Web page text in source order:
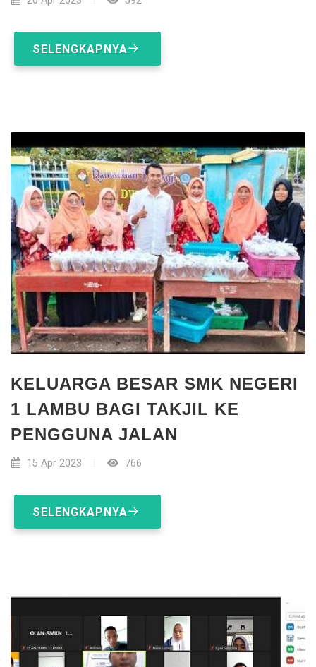
SELENGKAPNYA
KELUARGA BESAR SMK NEGERI
1 LAMBU BAGI TAKJIL KE
PENGGUNA JALAN
15 Apr 2023 766
SELENGKAPNYA